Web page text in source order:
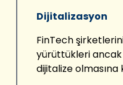
Dijitalizasyon
FinTech
yürüttükleri
dijitalize olmasına